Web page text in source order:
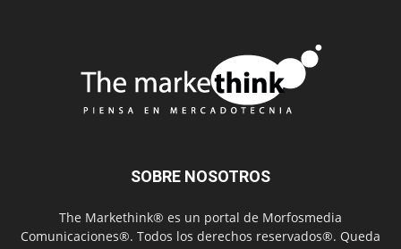
SOBRE NOSOTROS
The Markethink® es un portal de Morfosmedia
Comunicaciones®. Todos los derechos reservados®. Queda